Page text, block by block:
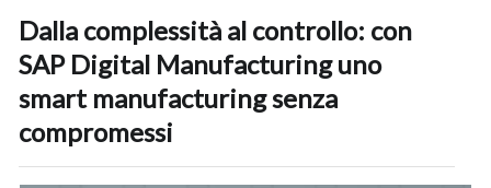
Dalla complessità al controllo: con
SAP Digital Manufacturing uno
smart manufacturing senza
compromessi